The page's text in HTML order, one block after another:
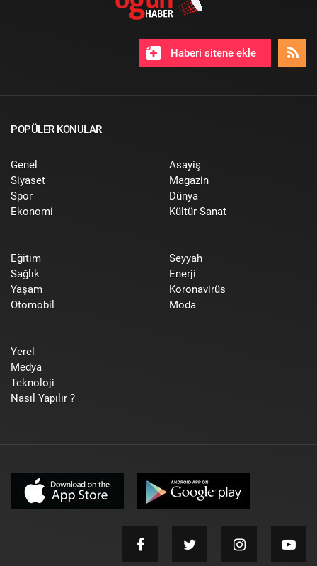
Haberi sitene ekle
POPÜLER KONULAR
Genel
Siyaset
Spor
Ekonomi
Asayiş
Magazin
Dünya
Kültür-Sanat
Eğitim
Sağlık
Yaşam
Otomobil
Seyyah
Enerji
Koronavirüs
Moda
Yerel
Medya
Teknoloji
Nasıl Yapılır ?